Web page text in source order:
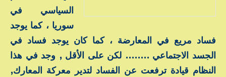
السياسي في
سوريا ، كما يوجد
فساد مريع في المعارضة ، كما كان يوجد فساد في
الجسد الاجتماعي …….. لكن على الأقل , وجد في هذا
النظام قيادة ترفعت عن الفساد لتدير معركة المعارك,